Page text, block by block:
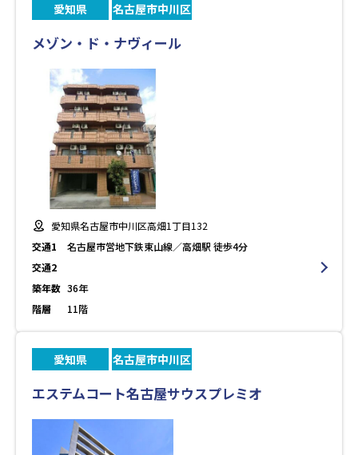
愛知県 名古屋市中川区
メゾン・ド・ナヴィール
愛知県名古屋市中川区高畑1丁目132
交通1
名古屋市営地下鉄東山線／高畑駅 徒歩4分
交通2
築年数 36年
階層
11階
愛知県 名古屋市中川区
エステムコート名古屋サウスプレミオ